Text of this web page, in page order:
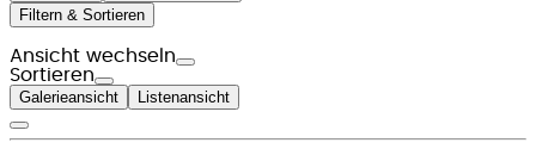
Filtern & Sortieren
Ansicht wechseln
Sortieren
Galerieansicht Listenansicht